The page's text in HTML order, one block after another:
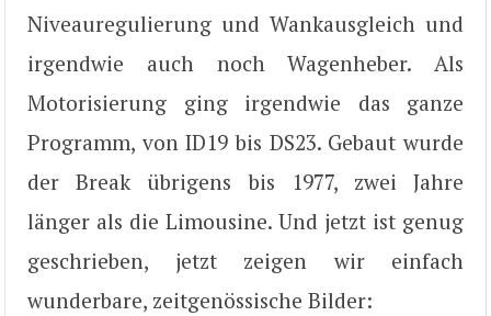
Niveauregulierung und Wankausgleich und
irgendwie auch noch Wagenheber. Als
Motorisierung ging irgendwie das ganze
Programm, von ID19 bis DS23. Gebaut wurde
der Break übrigens bis 1977, zwei Jahre
länger als die Limousine. Und jetzt ist genug
geschrieben, jetzt zeigen wir einfach
wunderbare, zeitgenössische Bilder: